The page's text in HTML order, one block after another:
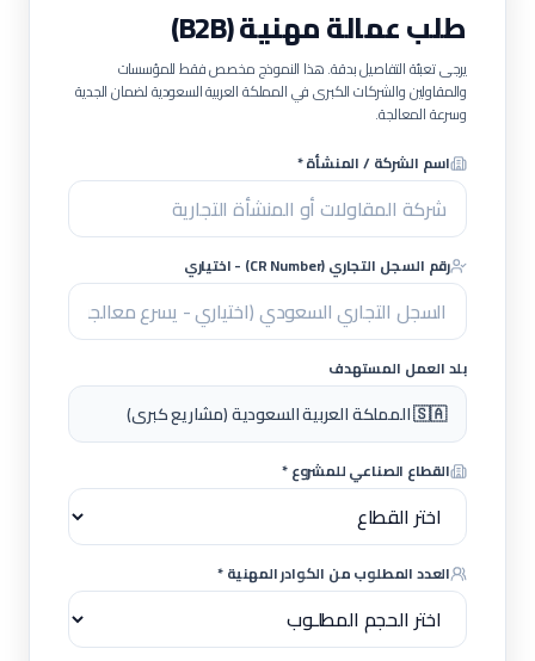
طلب عمالة مهنية (B2B)
يرجى تعبئة التفاصيل بدقة. هذا النموذج مخصص فقط للمؤسسات
والمقاولين والشركات الكبرى في المملكة العربية السعودية لضمان الجدية
وسرعة المعالجة.
اسم الشركة / المنشأة *
رقم السجل التجاري (CR Number) - اختياري
بلد العمل المستهدف
🇸🇦 المملكة العربية السعودية (مشاريع كبرى)
القطاع الصناعي للمشروع *
العدد المطلوب من الكوادر المهنية *